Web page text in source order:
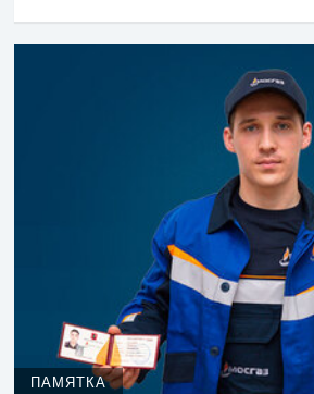
ПАМЯТКА